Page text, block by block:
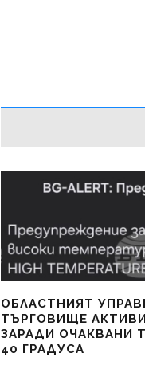
ОБЛАСТНИЯТ
ТЪРГОВИЩЕ
ЗАРАДИ ОЧАКВАНИ
40 ГРАДУСА